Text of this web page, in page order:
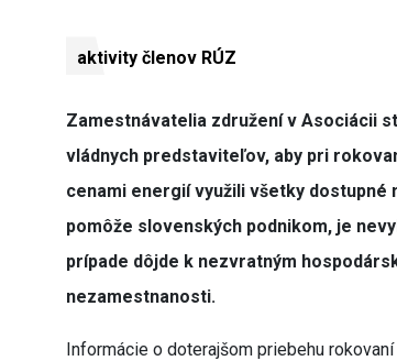
aktivity členov RÚZ
Zamestnávatelia združení v Asociácii
vládnych predstaviteľov, aby pri
cenami energií využili všetky
pomôže slovenských podnikom, je
prípade dôjde k nezvratným
nezamestnanosti.
Informácie o doterajšom priebehu